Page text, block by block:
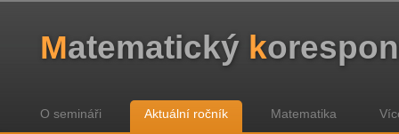
Matematický k
O semináři Aktuální ročník Matematika